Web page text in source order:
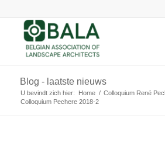
Blog - laatste nieuws
U bevindt zich hier: Home / Colloquium René
Colloquium Pechere 2018-2